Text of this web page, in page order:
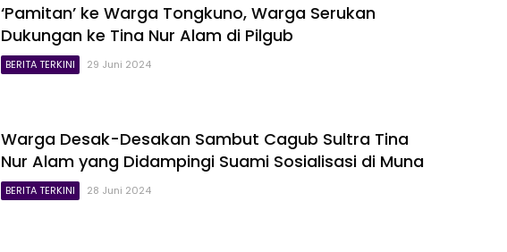
‘Pamitan’ ke Warga Tongkuno, Warga Serukan
Dukungan ke Tina Nur Alam di Pilgub
BERITA TERKINI 29 Juni 2024
Warga Desak-Desakan Sambut Cagub Sultra Tina
Nur Alam yang Didampingi Suami Sosialisasi di Muna
BERITA TERKINI 28 Juni 2024